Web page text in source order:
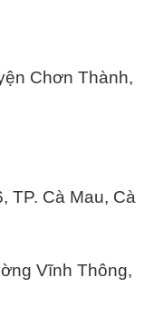
Chơn Thành,
TP. Cà Mau, Cà
Vĩnh Thông,